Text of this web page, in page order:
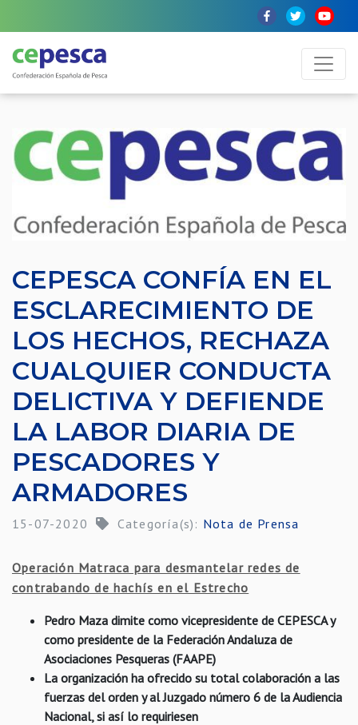
CEPESCA CONFÍA EN EL
ESCLARECIMIENTO DE
LOS HECHOS, RECHAZA
CUALQUIER CONDUCTA
DELICTIVA Y DEFIENDE
LA LABOR DIARIA DE
PESCADORES Y
ARMADORES
15-07-2020 Categoría(s): Nota de Prensa
Operación Matraca para desmantelar redes de
contrabando de hachís en el Estrecho
Pedro Maza dimite como vicepresidente de CEPESCA y
como presidente de la Federación Andaluza de
Asociaciones Pesqueras (FAAPE)
La organización ha ofrecido su total colaboración a las
fuerzas del orden y al Juzgado número 6 de la Audiencia
Nacional, si así lo requiriesen